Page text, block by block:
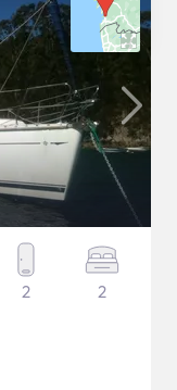
2 2